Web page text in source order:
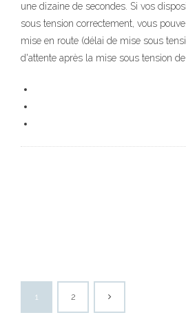
une dizaine de secondes. Si vos
sous tension correctement, vous
mise en route (délai de mise sous
d'attente après la mise sous tension
1 2